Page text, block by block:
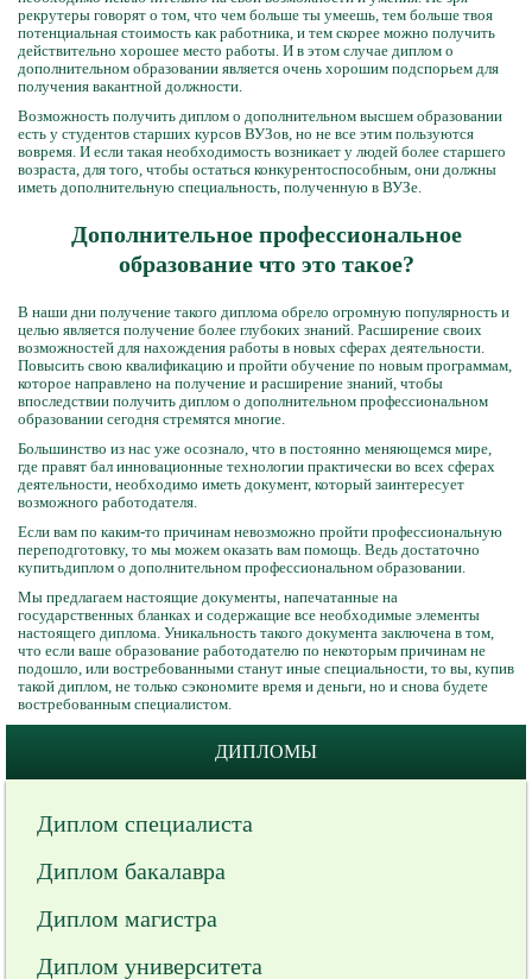
рекрутеры говорят о том, что чем больше ты умеешь, тем больше твоя
потенциальная стоимость как работника, и тем скорее можно получить
действительно хорошее место работы. И в этом случае диплом о
дополнительном образовании является очень хорошим подспорьем для
получения вакантной должности.
Возможность получить диплом о дополнительном высшем образовании
есть у студентов старших курсов ВУЗов, но не все этим пользуются
вовремя. И если такая необходимость возникает у людей более старшего
возраста, для того, чтобы остаться конкурентоспособным, они должны
иметь дополнительную специальность, полученную в ВУЗе.
Дополнительное профессиональное
образование что это такое?
В наши дни получение такого диплома обрело огромную популярность и
целью является получение более глубоких знаний. Расширение своих
возможностей для нахождения работы в новых сферах деятельности.
Повысить свою квалификацию и пройти обучение по новым программам,
которое направлено на получение и расширение знаний, чтобы
впоследствии получить диплом о дополнительном профессиональном
образовании сегодня стремятся многие.
Большинство из нас уже осознало, что в постоянно меняющемся мире,
где правят бал инновационные технологии практически во всех сферах
деятельности, необходимо иметь документ, который заинтересует
возможного работодателя.
Если вам по каким-то причинам невозможно пройти профессиональную
переподготовку, то мы можем оказать вам помощь. Ведь достаточно
купитьдиплом о дополнительном профессиональном образовании.
Мы предлагаем настоящие документы, напечатанные на
государственных бланках и содержащие все необходимые элементы
настоящего диплома. Уникальность такого документа заключена в том,
что если ваше образование работодателю по некоторым причинам не
подошло, или востребованными станут иные специальности, то вы, купив
такой диплом, не только сэкономите время и деньги, но и снова будете
востребованным специалистом.
ДИПЛОМЫ
Диплом специалиста
Диплом бакалавра
Диплом магистра
Диплом университета